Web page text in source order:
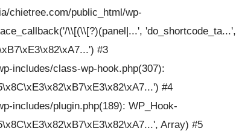
chietree.com/public_html/wp-
\\[(\\[?)(panel|...', 'do_shortcode_ta...',
#3
includes/class-wp-hook.php(307):
#4
includes/plugin.php(189): WP_Hook-
Array) #5